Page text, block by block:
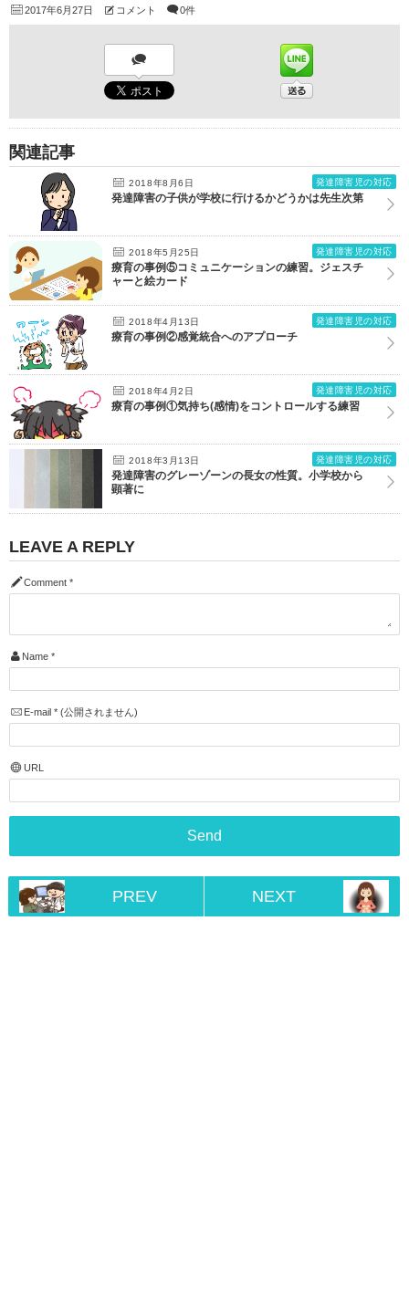
2017年6月27日 コメント 0件
関連記事
2018年8月6日 発達障害児の対応
発達障害の子供が学校に行けるかどうかは先生次第
2018年5月25日 発達障害児の対応
療育の事例⑤コミュニケーションの練習。ジェスチ
ャーと絵カード
2018年4月13日 発達障害児の対応
療育の事例②感覚統合へのアプローチ
2018年4月2日 発達障害児の対応
療育の事例①気持ち(感情)をコントロールする練習
2018年3月13日 発達障害児の対応
発達障害のグレーゾーンの長女の性質。小学校から
顕著に
LEAVE A REPLY
Comment *
Name *
E-mail *(公開されません)
URL
PREV NEXT